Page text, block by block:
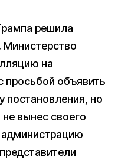
решила
Министерство
на
просьбой объявить
постановления, но
вынес своего